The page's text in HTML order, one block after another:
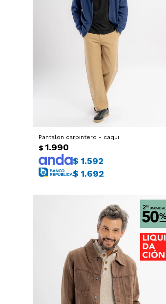
Pantalon carpintero - caqui
$ 1.990
$ 1.592
$ 1.692